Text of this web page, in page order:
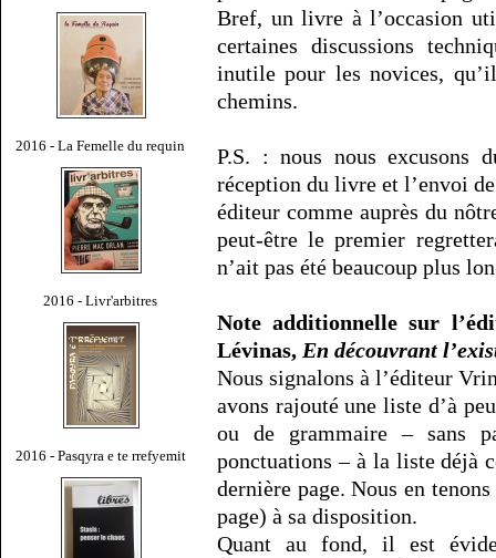
2016 - La Femelle du requin
2016 - Livr'arbitres
2016 - Pasqyra e te rrefyemit
Bref, un livre à l’occasion
certaines discussions
inutile pour les novices,
chemins.
P.S. : nous nous excusons
réception du livre et l’envoi
éditeur comme auprès du
peut-être le premier
n’ait pas été beaucoup plus
Note additionnelle sur
Lévinas, En découvrant
Nous signalons à l’éditeur
avons rajouté une liste d’à
ou de grammaire – sans
ponctuations – à la liste déjà
dernière page. Nous en
page) à sa disposition.
Quant au fond, il est